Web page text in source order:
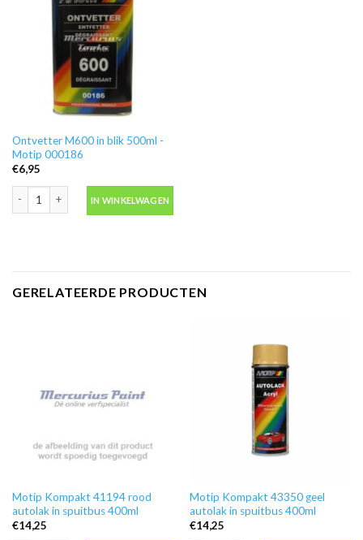
Ontvetter M600 in blik 500ml -
Motip 000186
€6,95
IN WINKELWAGEN
GERELATEERDE PRODUCTEN
Motip Kompakt 41194 rood
autolak in spuitbus 400ml
€14,25
Motip Kompakt 43350 geel
autolak in spuitbus 400ml
€14,25